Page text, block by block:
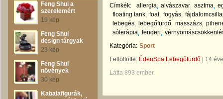
Feng Shui a
szerelemért
19 kép
Feng Shui
design tárgyak
23 kép
Feng Shui
növények
30 kép
Kabalafigurák,
Címkék: allergia alvászavar asztma
floating tank foat fogyás
lebegés
lebegőfürdő masszázs
sóterápia tengeri
Kategória: Sport
Feltöltötte: ÉdenSpa Lebegőfürdő
14 éve
Látta 893 ember.